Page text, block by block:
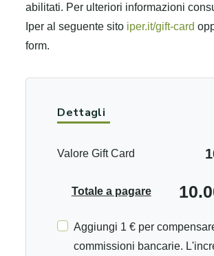
abilitati. Per ulteriori informazioni
Iper al seguente sito iper.it/gift-card
form.
Dettagli
Valore Gift Card
Totale a pagare
Aggiungi 1 € per
commissioni bancarie.